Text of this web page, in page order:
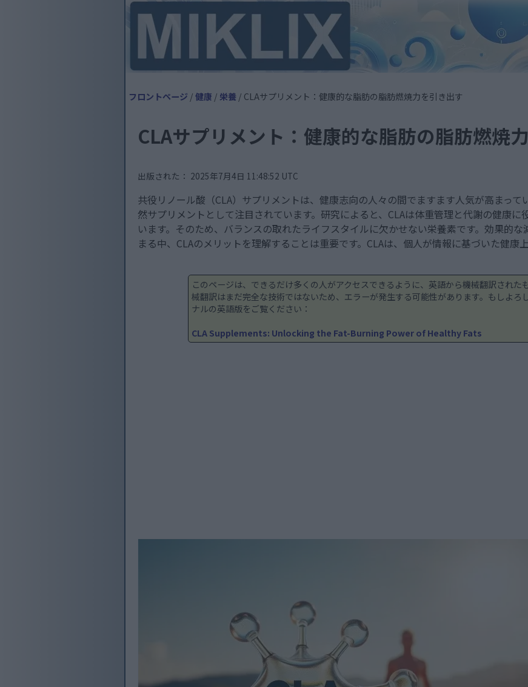
フロントページ / 健康 / 栄養 / CLAサプリメント：健康的な脂肪の脂肪燃焼力を引き出す
CLAサプリメント：健康的な脂肪の脂肪燃焼
出版された： 2025年7月4日 11:48:52 UTC
共役リノール酸（CLA）サプリメントは、健康志向の人々の間でますます人気が高まって
然サプリメントとして注目されています。研究によると、CLAは体重管理と代謝の健康に
います。そのため、バランスの取れたライフスタイルに欠かせない栄養素です。効果的
まる中、CLAのメリットを理解することは重要です。CLAは、個人が情報に基づいた健康
このページは、できるだけ多くの人がアクセスできるように、英語から機械翻訳された
械翻訳はまだ完全な技術ではないため、エラーが発生する可能性があります。もしよろ
ナルの英語版をご覧ください：
CLA Supplements: Unlocking the Fat-Burning Power of Healthy Fats